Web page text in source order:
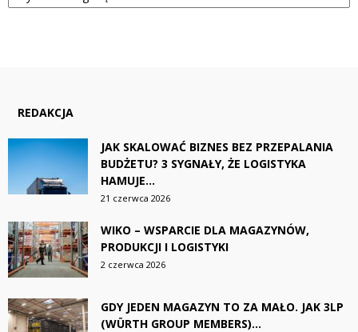
REDAKCJA
JAK SKALOWAĆ BIZNES BEZ PRZEPALANIA
BUDŻETU? 3 SYGNAŁY, ŻE LOGISTYKA
HAMUJE...
21 czerwca 2026
WIKO – WSPARCIE DLA MAGAZYNÓW,
PRODUKCJI I LOGISTYKI
2 czerwca 2026
GDY JEDEN MAGAZYN TO ZA MAŁO. JAK 3LP
(WÜRTH GROUP MEMBERS)...